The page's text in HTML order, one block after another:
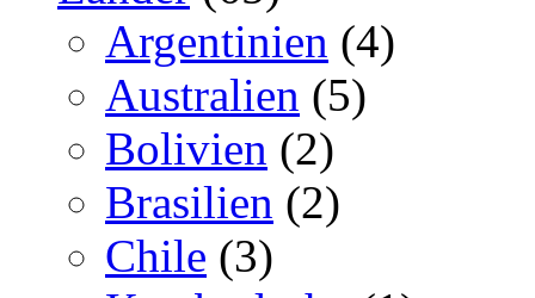
Argentinien (4)
Australien (5)
Bolivien (2)
Brasilien (2)
Chile (3)